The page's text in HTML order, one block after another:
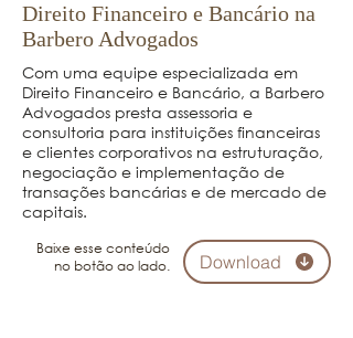
Direito Financeiro e Bancário na
Barbero Advogados
Com uma equipe especializada em
Direito Financeiro e Bancário, a Barbero
Advogados presta assessoria e
consultoria para instituições financeiras
e clientes corporativos na estruturação,
negociação e implementação de
transações bancárias e de mercado de
capitais.
Baixe esse conteúdo
no botão ao lado.
Download